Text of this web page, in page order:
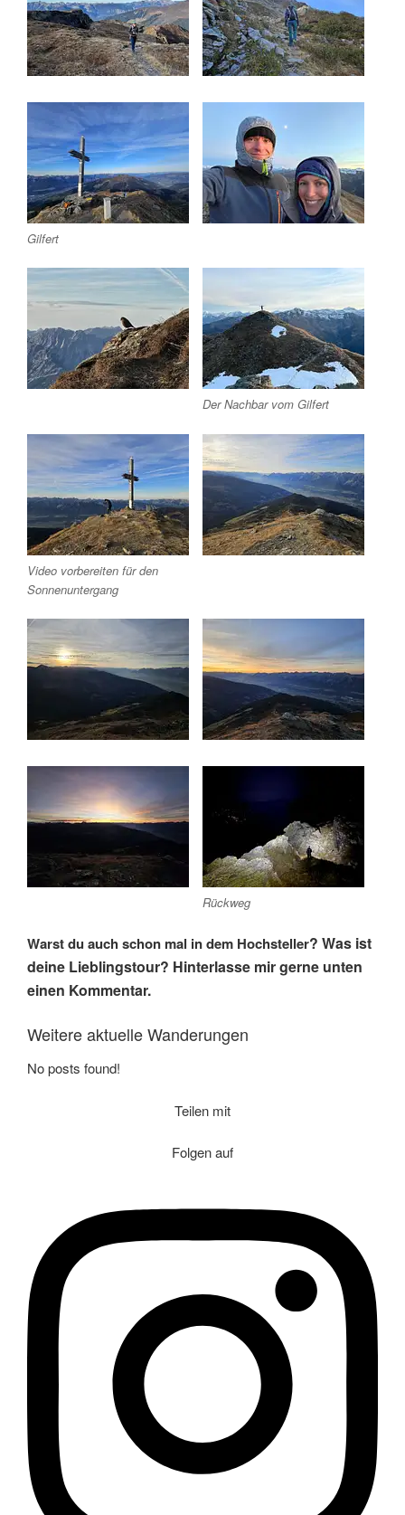
Gilfert
Der Nachbar vom Gilfert
Video vorbereiten für den
Sonnenuntergang
Rückweg
Warst du auch schon mal in dem Hochsteller? Was ist
deine Lieblingstour? Hinterlasse mir gerne unten
einen Kommentar.
Weitere aktuelle Wanderungen
No posts found!
Teilen mit
Folgen auf